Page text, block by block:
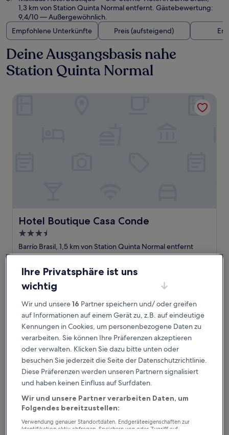
1,3 km von Station Quinta Normal entfernt. Gästebewertung:
9,4/10 — Außergewöhnlich.
Empfohlene Unterkünfte
Preis (aufsteigend)
Deine Ausgangsbasis nahe
Station Quinta Normal
Hotel Boutique Casa Conde
Hotel Boutique Casa Conde
3.5-
Sterne-
Unterkunft
Barrío Brasil, 1,5 km von Station Quinta Normal entfernt
9.8
von
10,
Außergewöhnlich,
Bewertungen)
9,8/10 Außergewöhnlich
Debaines Hotel Santiago
Debaines Hotel Santiago
Debaines Hotel Santiago
Ihre Privatsphäre ist uns
wichtig
Wir und unsere16 Partner speichern und/ oder greifen
auf Informationen auf einem Gerät zu, z.B. auf eindeutige
Kennungen in Cookies, um personenbezogene Daten zu
verarbeiten. Sie können Ihre Präferenzen akzeptieren
oder verwalten. Klicken Sie dazu bitte unten oder
besuchen Sie jederzeit die Seite der Datenschutzrichtlinie.
Diese Präferenzen werden unseren Partnern signalisiert
und haben keinen Einfluss auf Surfdaten.
Wir und unsere Partner verarbeiten Daten, um
Folgendes bereitzustellen:
Verwendung genauer Standortdaten. Endgeräteeigenschaften zur
Identifikation aktiv abfragen. Speichern von oder Zugriff auf